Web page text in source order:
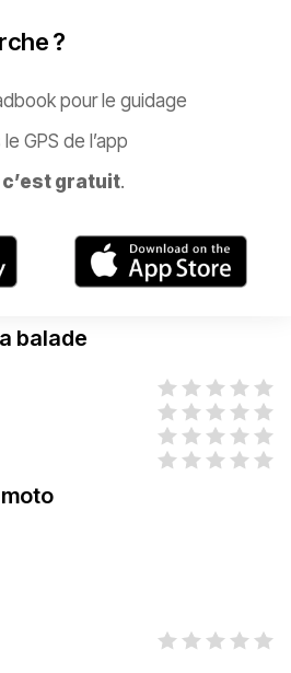
?
pour le guidage
GPS de l’app
c’est gratuit.
balade